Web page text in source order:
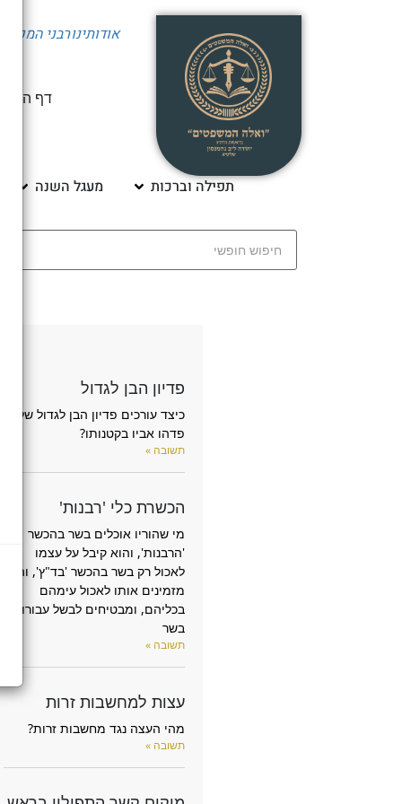
אודותינורבני המכון
דף הבית
תפילה וברכות מעגל השנה
פדיון הבן לגדול
כיצד עורכים פדיון הבן לגדול שלא
פדהו אביו בקטנותו?
תשובה »
הכשרת כלי 'רבנות'
מי שהוריו אוכלים בשר בהכשר
'הרבנות', והוא קיבל על עצמו
לאכול רק בשר בהכשר 'בד"ץ', והם
מזמינים אותו לאכול עימהם
בכליהם, ומבטיחים לבשל עבורו
בשר
תשובה »
עצות למחשבות זרות
מהי העצה נגד מחשבות זרות?
תשובה »